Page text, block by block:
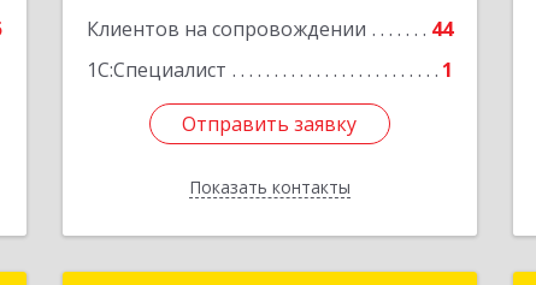
Клиентов на сопровождении
44
1С:Специалист
1
Отправить заявку
Показать контакты
Отправить заявку
Назад